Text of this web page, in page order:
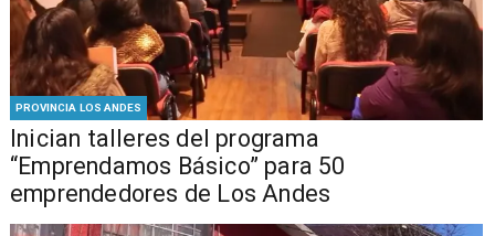
PROVINCIA LOS ANDES
Inician talleres del programa
“Emprendamos Básico” para 50
emprendedores de Los Andes